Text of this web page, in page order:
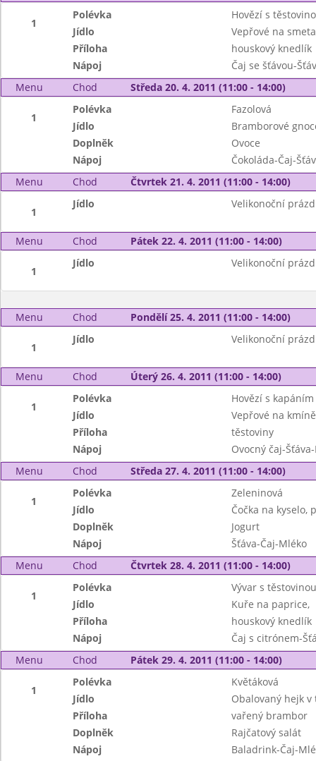
1
Polévka
Hovězí s
Jídlo
Vepřové na
Příloha
houskový knedlík
Nápoj
Čaj se šťávou-
Menu
Chod Středa 20. 4. 2011 (11:00 - 14:00)
1
Polévka
Fazolová
Jídlo
Bramborové
Doplněk
Ovoce
Nápoj
Čokoláda-Čaj-
Menu
Chod Čtvrtek 21. 4. 2011 (11:00 - 14:00)
1
Jídlo Velikonoční
Menu Chod Pátek 22. 4. 2011 (11:00 - 14:00)
1
Jídlo Velikonoční
Menu Chod Pondělí 25. 4. 2011 (11:00 - 14:00)
1
Jídlo Velikonoční
Menu Chod Úterý 26. 4. 2011 (11:00 - 14:00)
1
Polévka
Hovězí s kapáním
Jídlo
Vepřové na
Příloha
těstoviny
Nápoj
Ovocný čaj-
Menu
Chod Středa 27. 4. 2011 (11:00 - 14:00)
1
Polévka
Zeleninová
Jídlo
Čočka na kyselo,
Doplněk
Jogurt
Nápoj
Šťáva-Čaj-Mléko
Menu
Chod Čtvrtek 28. 4. 2011 (11:00 - 14:00)
1
Polévka
Vývar s těstovinou
Jídlo
Kuře na paprice,
Příloha
houskový knedlík
Nápoj
Čaj s citrónem-
Menu
Chod Pátek 29. 4. 2011 (11:00 - 14:00)
1
Polévka
Květáková
Jídlo
Obalovaný hejk v
Příloha
vařený brambor
Doplněk
Rajčatový salát
Nápoj
Baladrink-Čaj-